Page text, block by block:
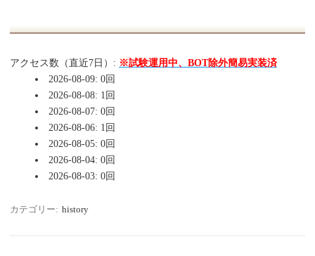
アクセス数（直近7日）: ※試験運用中、BOT除外簡易実装済
2026-08-09: 0回
2026-08-08: 1回
2026-08-07: 0回
2026-08-06: 1回
2026-08-05: 0回
2026-08-04: 0回
2026-08-03: 0回
カテゴリー: history